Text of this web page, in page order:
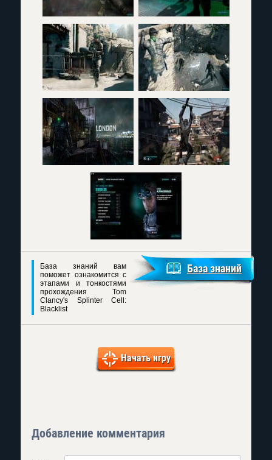
База знаний вам
поможет ознакомится с
этапами и тонкостями
прохождения Tom
Clancy's Splinter Cell:
Blacklist
База знаний
Начать игру
Добавление комментария